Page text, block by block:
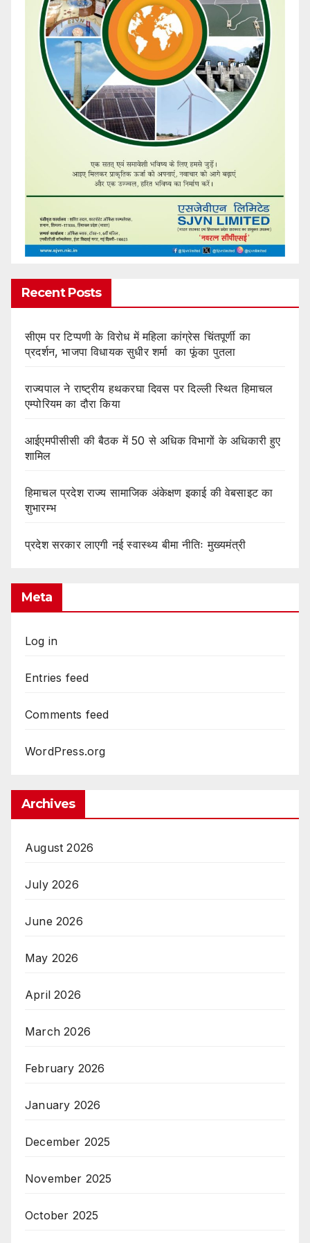
Recent Posts
सीएम पर टिप्पणी के विरोध में महिला कांग्रेस चिंतपूर्णी का
प्रदर्शन, भाजपा विधायक सुधीर शर्मा का फूंका पुतला
राज्यपाल ने राष्ट्रीय हथकरघा दिवस पर दिल्ली स्थित हिमाचल
एम्पोरियम का दौरा किया
आईएमपीसीसी की बैठक में 50 से अधिक विभागों के अधिकारी हुए
शामिल
हिमाचल प्रदेश राज्य सामाजिक अंकेक्षण इकाई की वेबसाइट का
शुभारम्भ
प्रदेश सरकार लाएगी नई स्वास्थ्य बीमा नीतिः मुख्यमंत्री
Meta
Log in
Entries feed
Comments feed
WordPress.org
Archives
August 2026
July 2026
June 2026
May 2026
April 2026
March 2026
February 2026
January 2026
December 2025
November 2025
October 2025